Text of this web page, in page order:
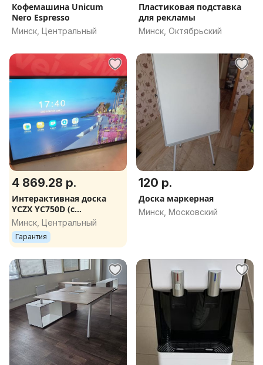
Кофемашина Unicum
Nero Espresso
Минск, Центральный
Пластиковая подставка
для рекламы
Минск, Октябрьский
4 869.28 р.
Интерактивная доска
YCZX YC750D (с
мобильной стойкой)
Минск, Центральный
Гарантия
120 р.
Доска маркерная
Минск, Московский